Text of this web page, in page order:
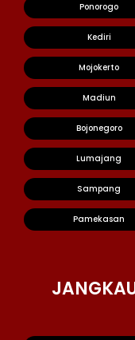
Ponorogo
Kediri
Mojokerto
Madiun
Bojonegoro
Lumajang
Sampang
Pamekasan